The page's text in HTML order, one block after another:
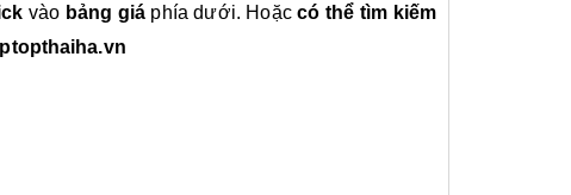
vào bảng giá phía dưới. Hoặccó thể tìm kiếm